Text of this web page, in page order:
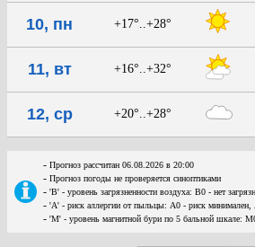
10, пн +17°..+28°
11, вт +16°..+32°
12, ср +20°..+28°
- Прогноз рассчитан 06.08.2026 в 20:00
- Прогноз погоды не проверяется синоптиками
- 'В' - уровень загрязненности воздуха: В0 - нет
- 'А' - риск аллергии от пыльцы: А0 - риск минимален,
- 'М' - уровень магнитной бури по 5 бальной шкале: